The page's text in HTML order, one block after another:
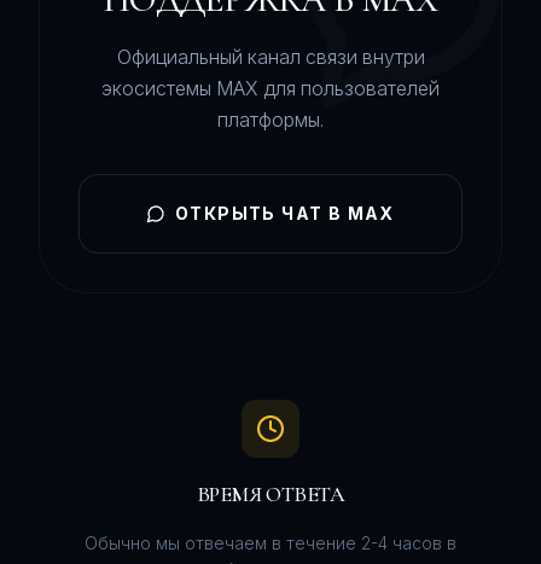
Официальный канал связи внутри
экосистемы MAX для пользователей
платформы.
ОТКРЫТЬ ЧАТ В MAX
ВРЕМЯ ОТВЕТА
Обычно мы отвечаем в течение 2-4 часов в